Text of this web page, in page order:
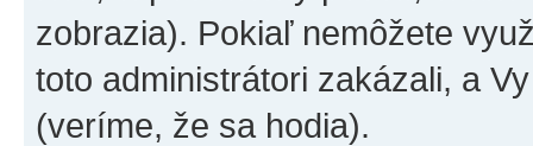
zobrazia). Pokiaľ nemôžete
toto administrátori zakázali, a
(veríme, že sa hodia).